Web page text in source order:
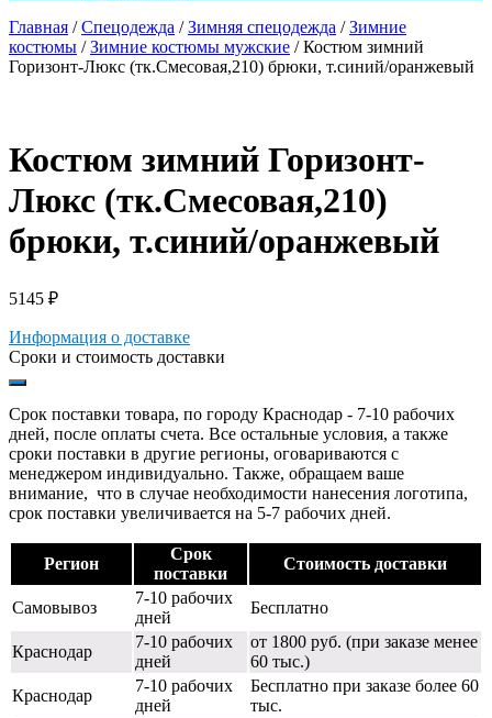
Главная /Спецодежда /Зимняя спецодежда /Зимние
костюмы /Зимние костюмы мужские / Костюм зимний
Горизонт-Люкс (тк.Смесовая,210) брюки, т.синий/оранжевый
Костюм зимний Горизонт-
Люкс (тк.Смесовая,210)
брюки, т.синий/оранжевый
5145 ₽
Информация о доставке
Сроки и стоимость доставки
Срок поставки товара, по городу Краснодар - 7-10 рабочих
дней, после оплаты счета. Все остальные условия, а также
сроки поставки в другие регионы, оговариваются с
менеджером индивидуально. Также, обращаем ваше
внимание, что в случае необходимости нанесения логотипа,
срок поставки увеличивается на 5-7 рабочих дней.
Регион
Срок
поставки
Стоимость доставки
Самовывоз
7-10 рабочих
дней
Бесплатно
Краснодар
7-10 рабочих
дней
от 1800 руб. (при заказе менее
60 тыс.)
Краснодар
7-10 рабочих
дней
Бесплатно при заказе более 60
тыс.